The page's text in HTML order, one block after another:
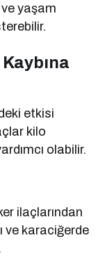
yaşam
etkisi
kilo
olabilir.
ilaçlarından
ve karaciğerde